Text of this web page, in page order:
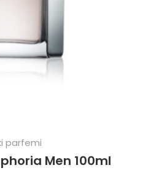
parfemi
Men 100ml